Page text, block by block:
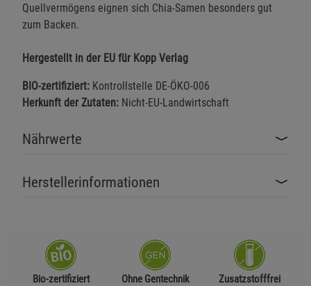
Quellvermögens eignen sich Chia-Samen besonders gut
zum Backen.
Hergestellt in der EU für Kopp Verlag
BIO-zertifiziert: Kontrollstelle DE-ÖKO-006
Herkunft der Zutaten: Nicht-EU-Landwirtschaft
Nährwerte
Herstellerinformationen
Bio-zertifiziert Ohne Gentechnik Zusatzstofffrei